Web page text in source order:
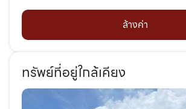
ล้างค่า
ทรัพย์ที่อยู่ใกล้เคียง